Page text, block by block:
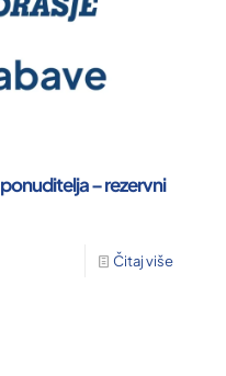
– rezervni
Čitaj više